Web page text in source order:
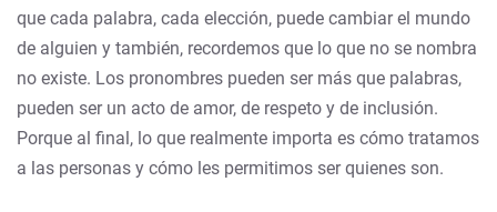
que cada palabra, cada elección, puede cambiar el mundo
de alguien y también, recordemos que lo que no se nombra
no existe. Los pronombres pueden ser más que palabras,
pueden ser un acto de amor, de respeto y de inclusión.
Porque al final, lo que realmente importa es cómo tratamos
a las personas y cómo les permitimos ser quienes son.